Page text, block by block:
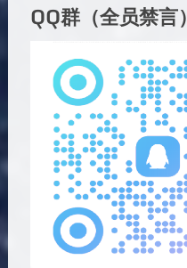
QQ群（全员禁言）